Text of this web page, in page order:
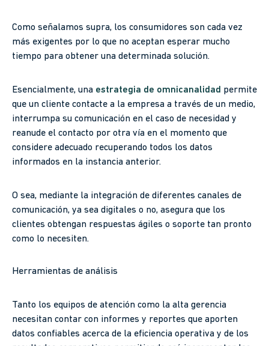
Como señalamos supra, los consumidores son cada vez
más exigentes por lo que no aceptan esperar mucho
tiempo para obtener una determinada solución.
Esencialmente, una estrategia de omnicanalidad permite
que un cliente contacte a la empresa a través de un medio,
interrumpa su comunicación en el caso de necesidad y
reanude el contacto por otra vía en el momento que
considere adecuado recuperando todos los datos
informados en la instancia anterior.
O sea, mediante la integración de diferentes canales de
comunicación, ya sea digitales o no, asegura que los
clientes obtengan respuestas ágiles o soporte tan pronto
como lo necesiten.
Herramientas de análisis
Tanto los equipos de atención como la alta gerencia
necesitan contar con informes y reportes que aporten
datos confiables acerca de la eficiencia operativa y de los